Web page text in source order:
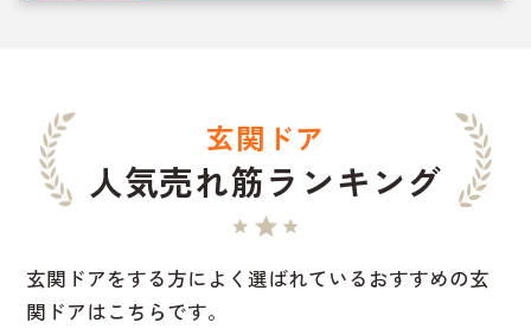
玄関ドア
人気売れ筋ランキング
玄関ドアをする方によく選ばれているおすすめの玄
関ドアはこちらです。